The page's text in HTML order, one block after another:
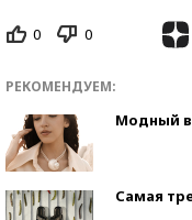
0 0
РЕКОМЕНДУЕМ:
Модный
Самая